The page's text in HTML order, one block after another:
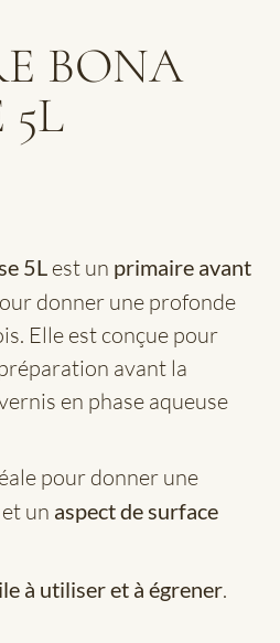
BONA
5L
5L est un primaire avant
donner une profonde
Elle est conçue pour
avant la
en phase aqueuse
pour donner une
et un aspect de surface
à utiliser et à égrener.